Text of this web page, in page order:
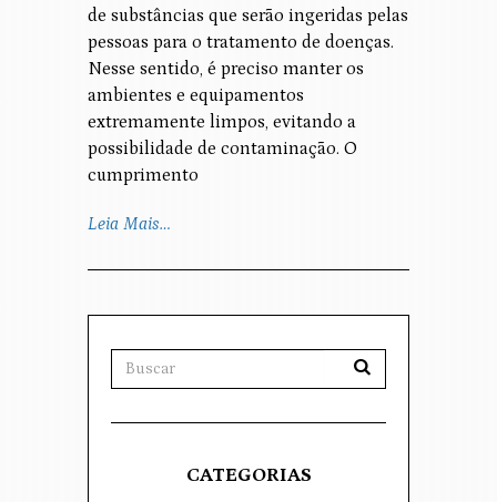
de substâncias que serão ingeridas pelas
pessoas para o tratamento de doenças.
Nesse sentido, é preciso manter os
ambientes e equipamentos
extremamente limpos, evitando a
possibilidade de contaminação. O
cumprimento
Leia Mais…
CATEGORIAS